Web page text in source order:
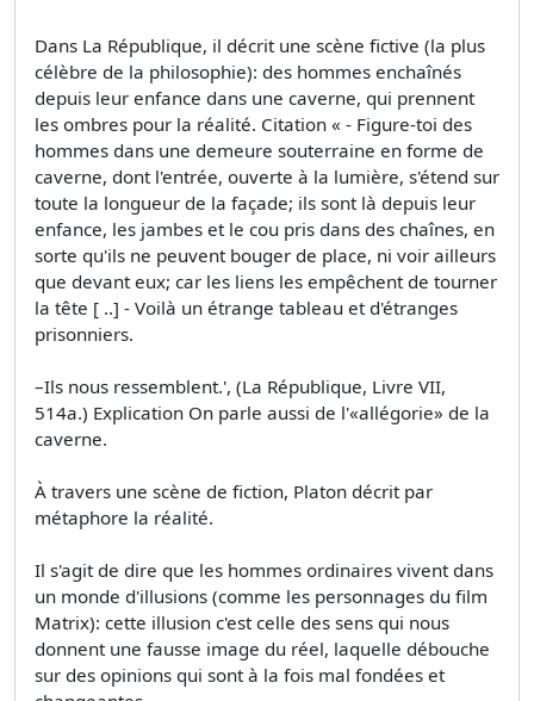
Dans La République, il décrit une scène fictive (la plus
célèbre de la philosophie): des hommes enchaînés
depuis leur enfance dans une caverne, qui prennent
les ombres pour la réalité. Citation « - Figure-toi des
hommes dans une demeure souterraine en forme de
caverne, dont l'entrée, ouverte à la lumière, s'étend sur
toute la longueur de la façade; ils sont là depuis leur
enfance, les jambes et le cou pris dans des chaînes, en
sorte qu'ils ne peuvent bouger de place, ni voir ailleurs
que devant eux; car les liens les empêchent de tourner
la tête [ ..] - Voilà un étrange tableau et d'étranges
prisonniers.
–Ils nous ressemblent.', (La République, Livre VII,
514a.) Explication On parle aussi de l'«allégorie» de la
caverne.
À travers une scène de fiction, Platon décrit par
métaphore la réalité.
Il s'agit de dire que les hommes ordinaires vivent dans
un monde d'illusions (comme les personnages du film
Matrix): cette illusion c'est celle des sens qui nous
donnent une fausse image du réel, laquelle débouche
sur des opinions qui sont à la fois mal fondées et